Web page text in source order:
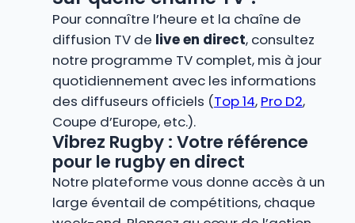
Pour connaître l’heure et la chaîne de
diffusion TV de live en direct, consultez
notre programme TV complet, mis à jour
quotidiennement avec les informations
des diffuseurs officiels (Top 14, Pro D2,
Coupe d’Europe, etc.).
Vibrez Rugby : Votre référence
pour le rugby en direct
Notre plateforme vous donne accès à un
large éventail de compétitions, chaque